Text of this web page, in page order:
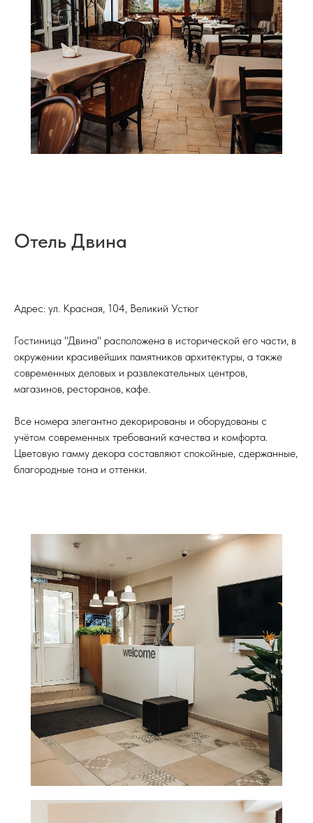
Отель Двина
Адрес: ул. Красная, 104, Великий Устюг
Гостиница "Двина" расположена в исторической его части, в
окружении красивейших памятников архитектуры, а также
современных деловых и развлекательных центров,
магазинов, ресторанов, кафе.
Все номера элегантно декорированы и оборудованы с
учётом современных требований качества и комфорта.
Цветовую гамму декора составляют спокойные, сдержанные,
благородные тона и оттенки.